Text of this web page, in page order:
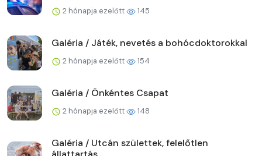
2 hónapja ezelőtt 145
Galéria / Játék, nevetés a bohócdoktorokkal
2 hónapja ezelőtt 154
Galéria / Önkéntes Csapat
2 hónapja ezelőtt 148
Galéria / Utcán születtek, felelőtlen